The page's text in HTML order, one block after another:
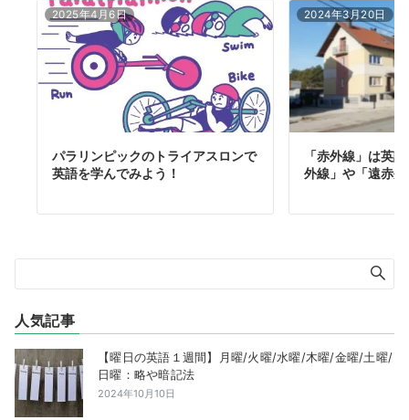
2025年4月6日
パラリンピックのトライアスロンで
英語を学んでみよう！
2024年3月20日
「赤外線」は英
外線」や「遠赤
人気記事
【曜日の英語１週間】月曜/火曜/水曜/木曜/金曜/土曜/
日曜：略や暗記法
2024年10月10日